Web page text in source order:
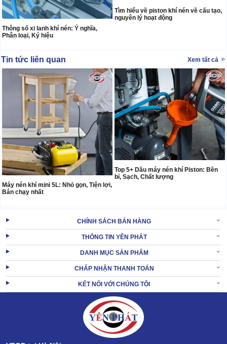
Thông số xi lanh khí nén: Ý nghĩa,
Phân loại, Ký hiệu
Tìm hiểu về piston khí nén về cấu tạo,
nguyên lý hoạt động
Tin tức liên quan Xem tất cả
Máy nén khí mini 5L: Nhỏ gọn, Tiện lợi,
Bán chạy nhất
Top 5+ Dầu máy nén khí Piston: Bền
bỉ, Sạch, Chất lượng
CHÍNH SÁCH BÁN HÀNG
THÔNG TIN YÊN PHÁT
DANH MỤC SẢN PHẨM
CHẤP NHẬN THANH TOÁN
KẾT NỐI VỚI CHÚNG TÔI